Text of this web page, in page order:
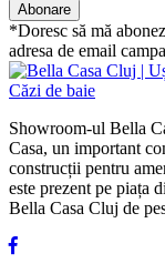
Abonare
*Doresc să mă
adresa de email
Showroom-ul Bella
Casa, un important
construcții pentru
este prezent pe piața
Bella Casa Cluj de